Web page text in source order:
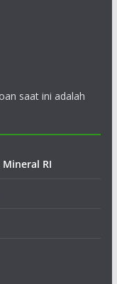
umum,
RI